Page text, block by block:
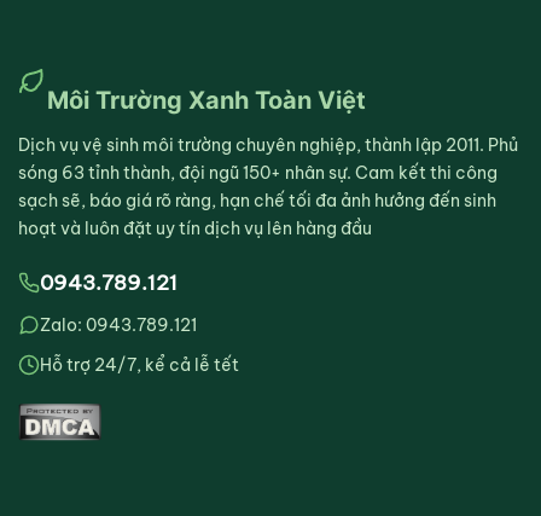
Môi Trường Xanh Toàn Việt
Dịch vụ vệ sinh môi trường chuyên nghiệp, thành lập 2011. Phủ
sóng 63 tỉnh thành, đội ngũ 150+ nhân sự. Cam kết thi công
sạch sẽ, báo giá rõ ràng, hạn chế tối đa ảnh hưởng đến sinh
hoạt và luôn đặt uy tín dịch vụ lên hàng đầu
0943.789.121
Zalo: 0943.789.121
Hỗ trợ 24/7, kể cả lễ tết